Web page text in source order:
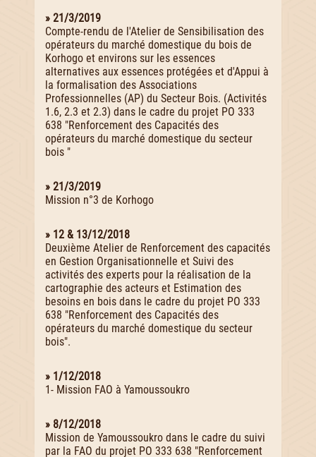
» 21/3/2019
Compte-rendu de l'Atelier de Sensibilisation des
opérateurs du marché domestique du bois de
Korhogo et environs sur les essences
alternatives aux essences protégées et d'Appui à
la formalisation des Associations
Professionnelles (AP) du Secteur Bois. (Activités
1.6, 2.3 et 2.3) dans le cadre du projet PO 333
638 "Renforcement des Capacités des
opérateurs du marché domestique du secteur
bois "
» 21/3/2019
Mission n°3 de Korhogo
» 12 & 13/12/2018
Deuxième Atelier de Renforcement des capacités
en Gestion Organisationnelle et Suivi des
activités des experts pour la réalisation de la
cartographie des acteurs et Estimation des
besoins en bois dans le cadre du projet PO 333
638 "Renforcement des Capacités des
opérateurs du marché domestique du secteur
bois".
» 1/12/2018
1- Mission FAO à Yamoussoukro
» 8/12/2018
Mission de Yamoussoukro dans le cadre du suivi
par la FAO du projet PO 333 638 "Renforcement